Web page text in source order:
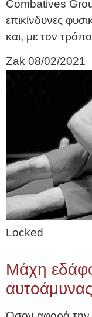
Combatives
επικίνδυνες
και, με τον
Zak 08/02/2021
Locked
Μάχη